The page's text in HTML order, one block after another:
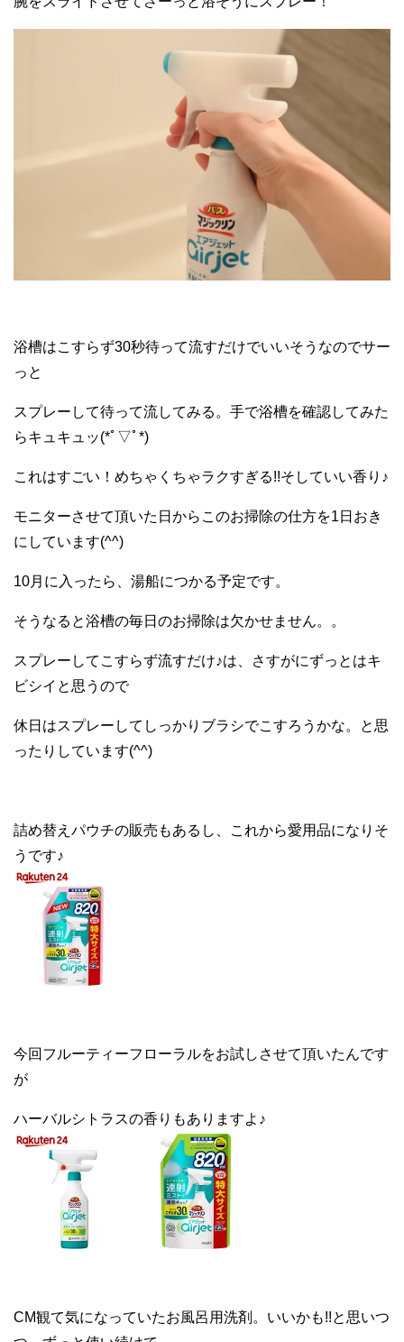
浴槽はこすらず30秒待って流すだけでいいそうなのでサー
っと
スプレーして待って流してみる。手で浴槽を確認してみた
らキュキュッ(*ﾟ▽ﾟ*)
これはすごい！めちゃくちゃラクすぎる!!そしていい香り♪
モニターさせて頂いた日からこのお掃除の仕方を1日おき
にしています(^^)
10月に入ったら、湯船につかる予定です。
そうなると浴槽の毎日のお掃除は欠かせません。。
スプレーしてこすらず流すだけ♪は、さすがにずっとはキ
ビシイと思うので
休日はスプレーしてしっかりブラシでこすろうかな。と思
ったりしています(^^)
詰め替えパウチの販売もあるし、これから愛用品になりそ
うです♪
今回フルーティーフローラルをお試しさせて頂いたんです
が
ハーバルシトラスの香りもありますよ♪
CM観て気になっていたお風呂用洗剤。いいかも!!と思いつ